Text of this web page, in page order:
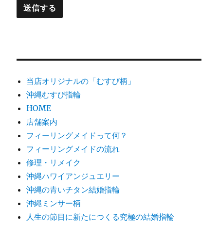
当店オリジナルの「むすび柄」
沖縄むすび指輪
HOME
店舗案内
フィーリングメイドって何？
フィーリングメイドの流れ
修理・リメイク
沖縄ハワイアンジュエリー
沖縄の青いチタン結婚指輪
沖縄ミンサー柄
人生の節目に新たにつくる究極の結婚指輪